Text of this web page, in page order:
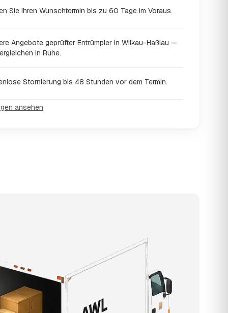
Sie Ihren Wunschtermin bis zu 60 Tage im Voraus.
Angebote geprüfter Entrümpler in Wilkau-Haßlau —
in Ruhe.
Stornierung bis 48 Stunden vor dem Termin.
ansehen